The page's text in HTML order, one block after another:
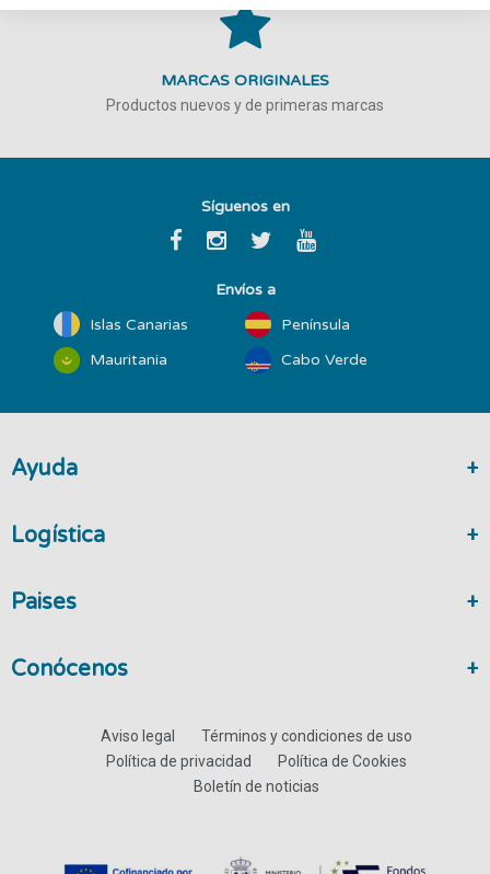
MARCAS ORIGINALES
Productos nuevos y de primeras marcas
Síguenos en
Envíos a
Islas Canarias
Península
Mauritania
Cabo Verde
Ayuda
Logística
Paises
Conócenos
Aviso legal
Términos y condiciones de uso
Política de privacidad
Política de Cookies
Boletín de noticias